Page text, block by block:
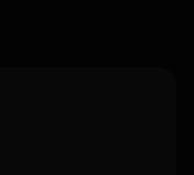
12 up to